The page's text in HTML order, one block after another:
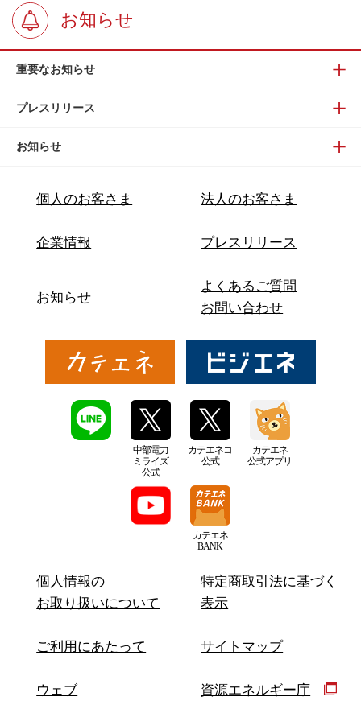
お知らせ
重要なお知らせ
プレスリリース
お知らせ
個人のお客さま 法人のお客さま
企業情報 プレスリリース
お知らせ
よくあるご質問
お問い合わせ
中部電力
ミライズ
公式
カテエネコ
公式
カテエネ
公式アプリ
カテエネ
BANK
個人情報の
お取り扱いについて
特定商取引法に基づく
表示
ご利用にあたって サイトマップ
ウェブ
資源エネルギー庁